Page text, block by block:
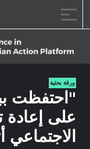
ورقة بحثية
"احتفظت
على إعادة
الاجتماعي